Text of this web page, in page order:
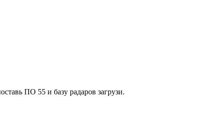
ПО 55 и базу радаров загрузи.